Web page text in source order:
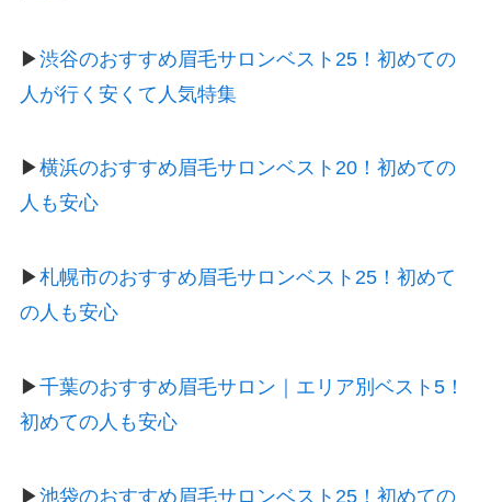
▶渋谷のおすすめ眉毛サロンベスト25！初めての
人が行く安くて人気特集
▶横浜のおすすめ眉毛サロンベスト20！初めての
人も安心
▶札幌市のおすすめ眉毛サロンベスト25！初めて
の人も安心
▶千葉のおすすめ眉毛サロン｜エリア別ベスト5！
初めての人も安心
▶池袋のおすすめ眉毛サロンベスト25！初めての